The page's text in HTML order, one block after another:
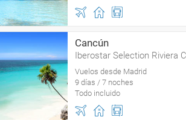
Cancún
Iberostar Selection Riviera
Vuelos desde Madrid
9 días / 7 noches
Todo incluido